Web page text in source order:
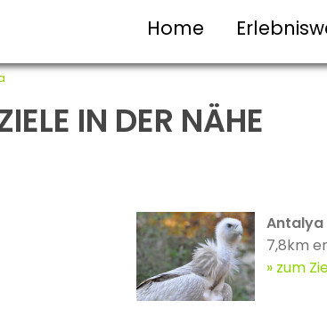
Home
IN DER NÄHE
Antalya
7,8km
zum